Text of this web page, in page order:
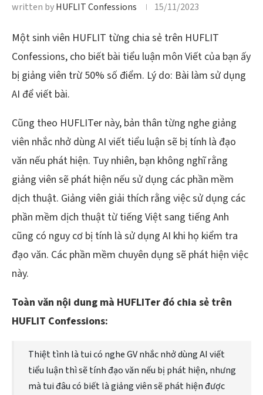
written byHUFLIT Confessions 15/11/2023
Một sinh viên HUFLIT từng chia sẻ trên HUFLIT
Confessions, cho biết bài tiểu luận môn Viết của bạn ấy
bị giảng viên trừ 50% số điểm. Lý do: Bài làm sử dụng
AI để viết bài.
Cũng theo HUFLITer này, bản thân từng nghe giảng
viên nhắc nhở dùng AI viết tiểu luận sẽ bị tính là đạo
văn nếu phát hiện. Tuy nhiên, bạn không nghĩ rằng
giảng viên sẽ phát hiện nếu sử dụng các phần mềm
dịch thuật. Giảng viên giải thích rằng việc sử dụng các
phần mềm dịch thuật từ tiếng Việt sang tiếng Anh
cũng có nguy cơ bị tính là sử dụng AI khi họ kiểm tra
đạo văn. Các phần mềm chuyên dụng sẽ phát hiện việc
này.
Toàn văn nội dung mà HUFLITer đó chia sẻ trên
HUFLIT Confessions:
Thiệt tình là tui có nghe GV nhắc nhở dùng AI viết
tiểu luận thì sẽ tính đạo văn nếu bị phát hiện, nhưng
mà tui đâu có biết là giảng viên sẽ phát hiện được